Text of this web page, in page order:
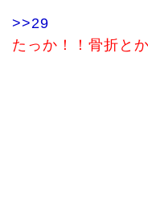
>>29
たっか！！骨折と